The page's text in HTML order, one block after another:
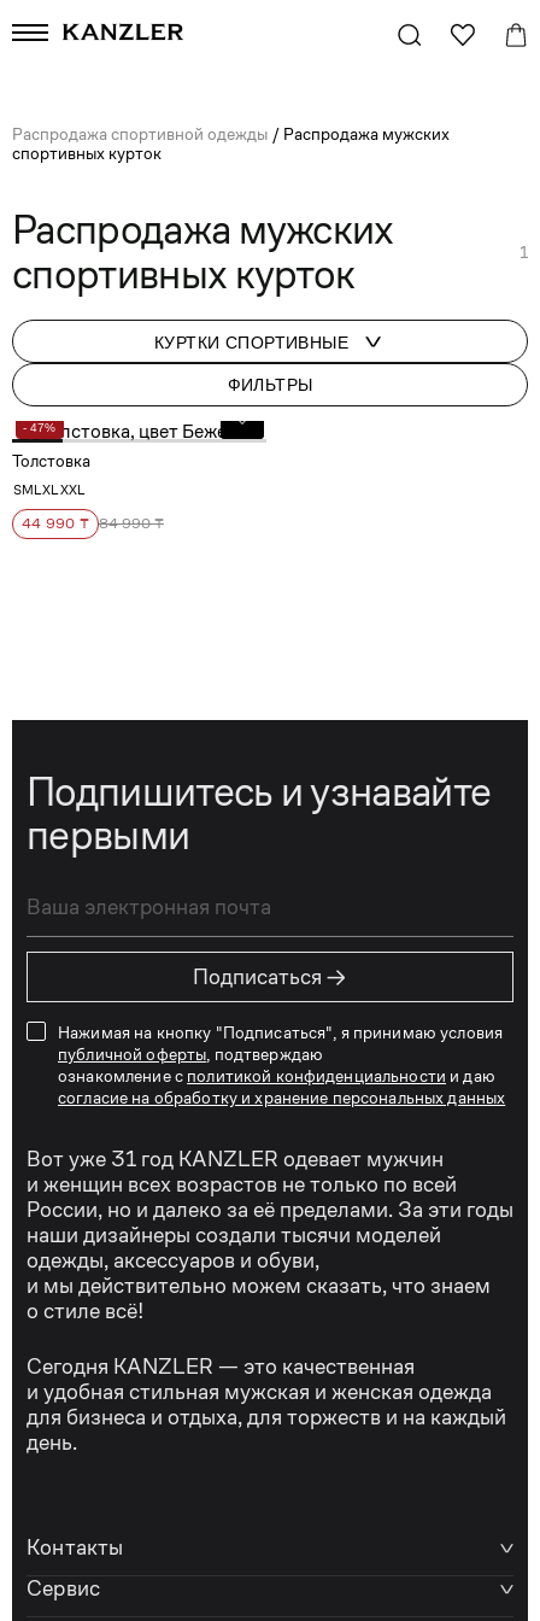
Распродажа спортивной одежды / Распродажа мужских
спортивных курток
Распродажа мужских
спортивных курток
1
КУРТКИ СПОРТИВНЫЕ
ФИЛЬТРЫ
- 47%
Толстовка
SMLXL XXL
44 990 ₸ 84 990 ₸
Подпишитесь и узнавайте
первыми
Подписаться →
Нажимая на кнопку "Подписаться", я принимаю условия
публичной оферты , подтверждаю
ознакомление с политикой конфиденциальности и даю
согласие на обработку и хранение персональных данных
Вот уже 31 год KANZLER одевает мужчин
и женщин всех возрастов не только по всей
России, но и далеко за её пределами. За эти годы
наши дизайнеры создали тысячи моделей
одежды, аксессуаров и обуви,
и мы действительно можем сказать, что знаем
о стиле всё!
Сегодня KANZLER — это качественная
и удобная стильная мужская и женская одежда
для бизнеса и отдыха, для торжеств и на каждый
день.
Контакты
Сервис